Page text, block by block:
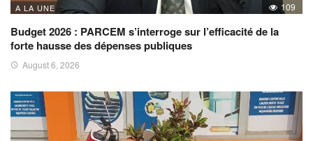
A LA UNE 109
Budget 2026 : PARCEM s’interroge sur l’efficacité de la
forte hausse des dépenses publiques
August 6, 2026